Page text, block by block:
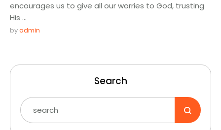
encourages us to give all our worries to God, trusting
His …
by admin
Search